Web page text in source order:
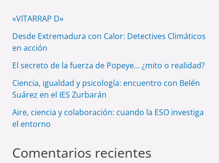
«VITARRAP D»
Desde Extremadura con Calor: Detectives Climáticos
en acción
El secreto de la fuerza de Popeye… ¿mito o realidad?
Ciencia, igualdad y psicología: encuentro con Belén
Suárez en el IES Zurbarán
Aire, ciencia y colaboración: cuando la ESO investiga
el entorno
Comentarios recientes